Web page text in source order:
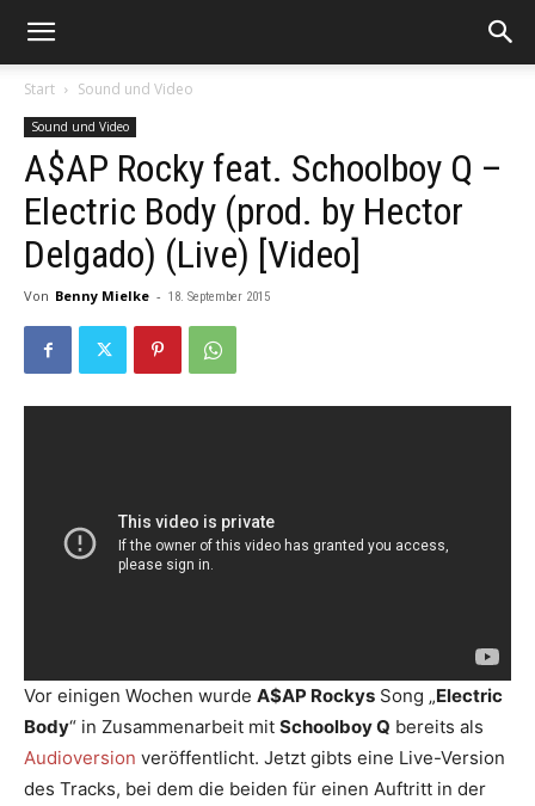
Start Sound und Video
Sound und Video
A$AP Rocky feat. Schoolboy Q –
Electric Body (prod. by Hector
Delgado) (Live) [Video]
Von Benny Mielke - 18. September 2015
Vor einigen Wochen wurde A$AP Rockys Song „Electric
Body“ in Zusammenarbeit mit Schoolboy Q bereits als
Audioversion veröffentlicht. Jetzt gibts eine Live-Version
des Tracks, bei dem die beiden für einen Auftritt in der